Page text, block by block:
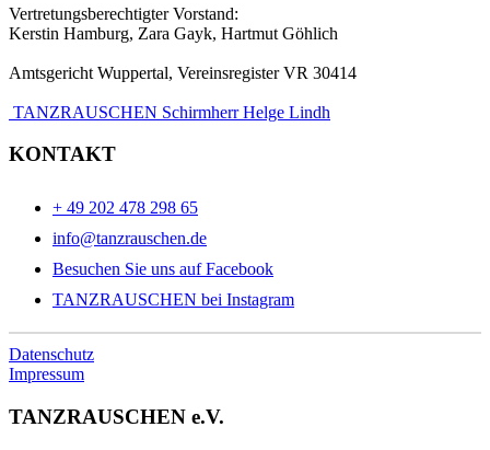
Vertretungsberechtigter Vorstand:
Kerstin Hamburg, Zara Gayk, Hartmut Göhlich
Amtsgericht Wuppertal, Vereinsregister VR 30414
TANZRAUSCHEN Schirmherr Helge Lindh
KONTAKT
+ 49 202 478 298 65
info@tanzrauschen.de
Besuchen Sie uns auf Facebook
TANZRAUSCHEN bei Instagram
Datenschutz
Impressum
TANZRAUSCHEN e.V.